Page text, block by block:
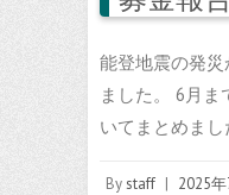
能登地震の発
ました。 6月
いてまとめま
Bystaff | 2025